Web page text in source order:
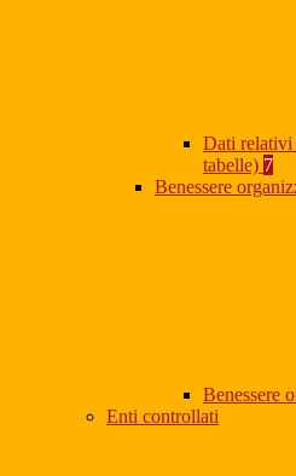
Dati relativi
tabelle) 7
Benessere
Benessere
Enti controllati